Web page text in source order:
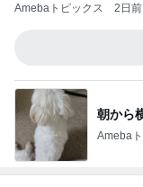
Amebaトピックス 2日前
朝から
Ameba